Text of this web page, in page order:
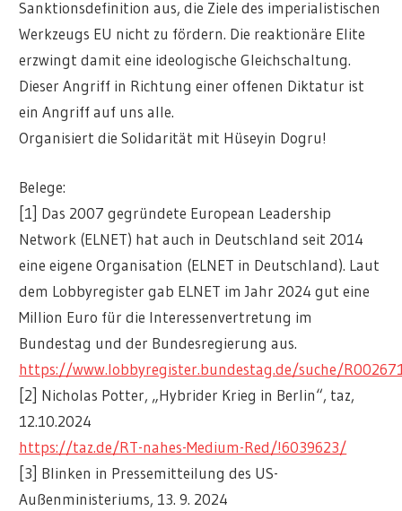
Sanktionsdefinition aus, die Ziele des imperialistischen
Werkzeugs EU nicht zu fördern. Die reaktionäre Elite
erzwingt damit eine ideologische Gleichschaltung.
Dieser Angriff in Richtung einer offenen Diktatur ist
ein Angriff auf uns alle.
Organisiert die Solidarität mit Hüseyin Dogru!
Belege:
[1] Das 2007 gegründete European Leadership
Network (ELNET) hat auch in Deutschland seit 2014
eine eigene Organisation (ELNET in Deutschland). Laut
dem Lobbyregister gab ELNET im Jahr 2024 gut eine
Million Euro für die Interessenvertretung im
Bundestag und der Bundesregierung aus.
https://www.lobbyregister.bundestag.de/suche/
[2] Nicholas Potter, „Hybrider Krieg in Berlin“, taz,
12.10.2024
https://taz.de/RT-nahes-Medium-Red/!6039623/
[3] Blinken in Pressemitteilung des US-
Außenministeriums, 13. 9. 2024